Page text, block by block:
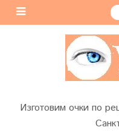
Изготовим очки по